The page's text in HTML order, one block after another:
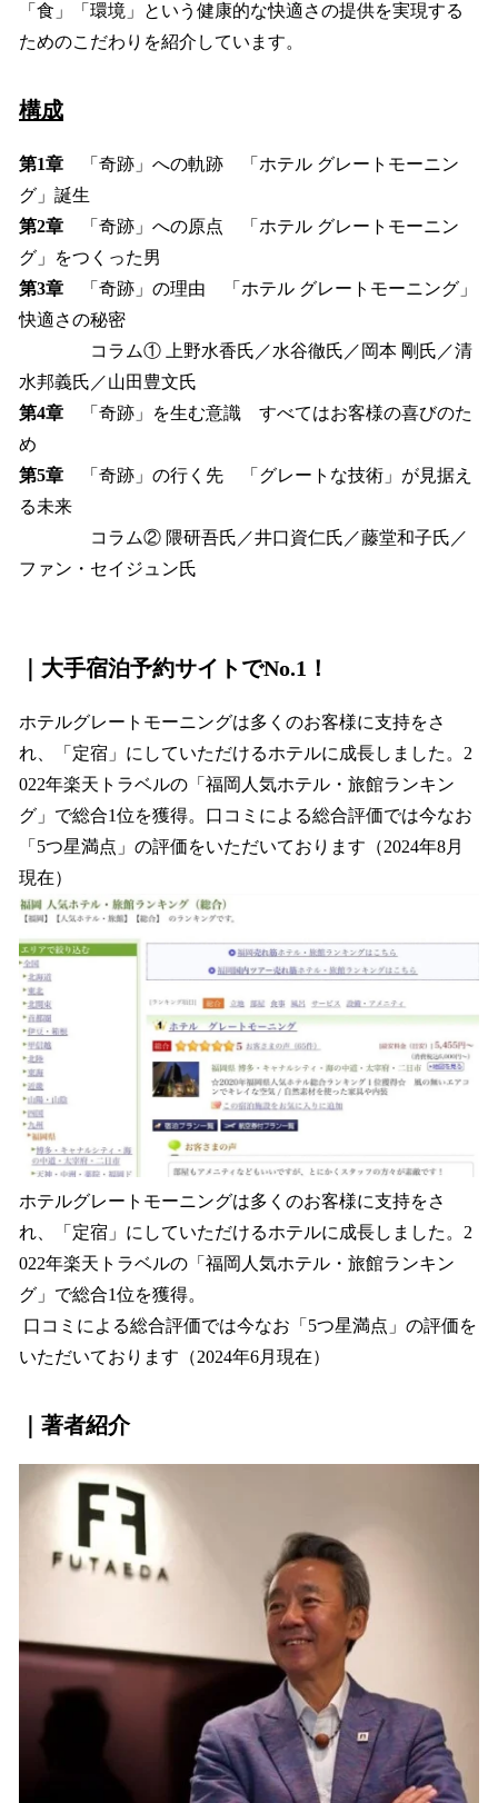
「食」「環境」という健康的な快適さの提供を実現する
ためのこだわりを紹介しています。
構成
第1章 「奇跡」への軌跡 「ホテル グレートモーニン
グ」誕生
第2章 「奇跡」への原点 「ホテル グレートモーニン
グ」をつくった男
第3章 「奇跡」の理由 「ホテル グレートモーニング」
快適さの秘密
コラム① 上野水香氏／水谷徹氏／岡本 剛氏／清
水邦義氏／山田豊文氏
第4章 「奇跡」を生む意識 すべてはお客様の喜びのた
め
第5章 「奇跡」の行く先 「グレートな技術」が見据え
る未来
コラム② 隈研吾氏／井口資仁氏／藤堂和子氏／
ファン・セイジュン氏
大手宿泊予約サイトでNo.1！
ホテルグレートモーニングは多くのお客様に支持をさ
れ、「定宿」にしていただけるホテルに成長しました。2
022年楽天トラベルの「福岡人気ホテル・旅館ランキン
グ」で総合1位を獲得。口コミによる総合評価では今なお
「5つ星満点」の評価をいただいております（2024年8月
現在）
ホテルグレートモーニングは多くのお客様に支持をさ
れ、「定宿」にしていただけるホテルに成長しました。2
022年楽天トラベルの「福岡人気ホテル・旅館ランキン
グ」で総合1位を獲得。
口コミによる総合評価では今なお「5つ星満点」の評価を
いただいております（2024年6月現在）
｜著者紹介